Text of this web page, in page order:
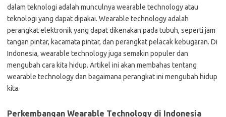
dalam teknologi adalah munculnya wearable technology atau
teknologi yang dapat dipakai. Wearable technology adalah
perangkat elektronik yang dapat dikenakan pada tubuh, seperti jam
tangan pintar, kacamata pintar, dan perangkat pelacak kebugaran. Di
Indonesia, wearable technology juga semakin populer dan
mengubah cara kita hidup. Artikel ini akan membahas tentang
wearable technology dan bagaimana perangkat ini mengubah hidup
kita.
Perkembangan Wearable Technology di Indonesia